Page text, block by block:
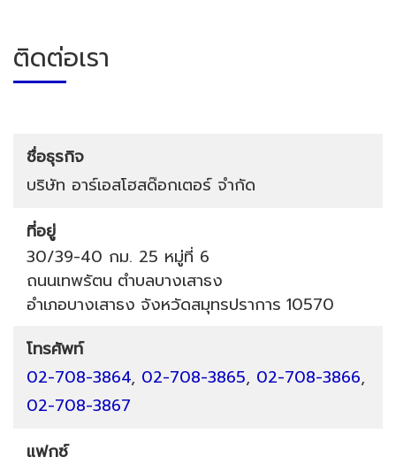
ติดต่อเรา
ชื่อธุรกิจ
บริษัท อาร์เอสโฮสด๊อกเตอร์ จำกัด
ที่อยู่
30/39-40 กม. 25 หมู่ที่ 6
ถนนเทพรัตน ตำบลบางเสาธง
อำเภอบางเสาธง จังหวัดสมุทรปราการ 10570
โทรศัพท์
02-708-3864, 02-708-3865, 02-708-3866,
02-708-3867
แฟกซ์